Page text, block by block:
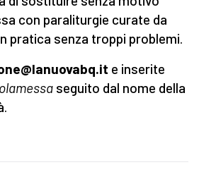
con paraliturgie curate da
pratica senza troppi problemi.
e inserite
seguito dal nome della